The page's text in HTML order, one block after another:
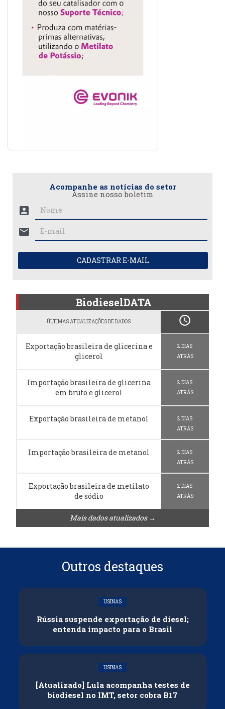
Acompanhe as notícias do setor
Assine nosso boletim
account_box
mail
CADASTRAR E-MAIL
BiodieselDATA
ÚLTIMAS ATUALIZAÇÕES DE DADOS schedule
Exportação brasileira de glicerina e
glicerol
2 DIAS
ATRÁS
Importação brasileira de glicerina
em bruto e glicerol
2 DIAS
ATRÁS
Exportação brasileira de metanol
2 DIAS
ATRÁS
Importação brasileira de metanol
2 DIAS
ATRÁS
Exportação brasileira de metilato
de sódio
2 DIAS
ATRÁS
Mais dados atualizados →
Outros destaques
USINAS
Rússia suspende exportação de diesel;
entenda impacto para o Brasil
USINAS
[Atualizado] Lula acompanha testes de
biodiesel no IMT, setor cobra B17